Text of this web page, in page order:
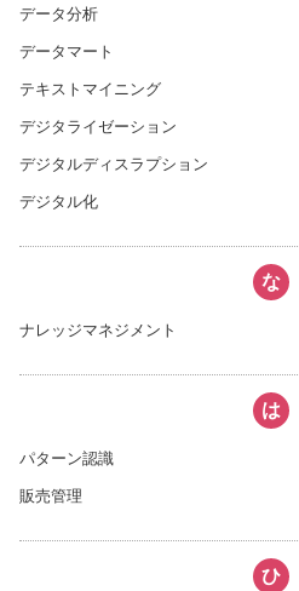
データ分析
データマート
テキストマイニング
デジタライゼーション
デジタルディスラプション
デジタル化
な
ナレッジマネジメント
は
パターン認識
販売管理
ひ